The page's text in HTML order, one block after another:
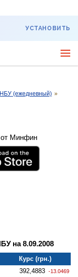
УСТАНОВИТЬ
НБУ (ежедневный) »
от Минфин
на 8.09.2008
Курс (грн.)
392,4883 -13.0469